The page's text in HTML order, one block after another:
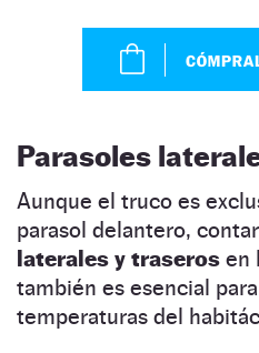
Parasoles
Aunque el truco es
parasol delantero,
laterales y traseros en
también es esencial
temperaturas del